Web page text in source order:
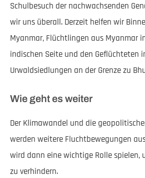
Schulbesuch der nachwachsenden
wir uns überall. Derzeit helfen wir
Myanmar, Flüchtlingen aus Myanmar
indischen Seite und den Geflüchteten
Urwaldsiedlungen an der Grenze zu
Wie geht es weiter
Der Klimawandel und die
werden weitere Fluchtbewegungen
wird dann eine wichtige Rolle spielen,
zu verhindern.